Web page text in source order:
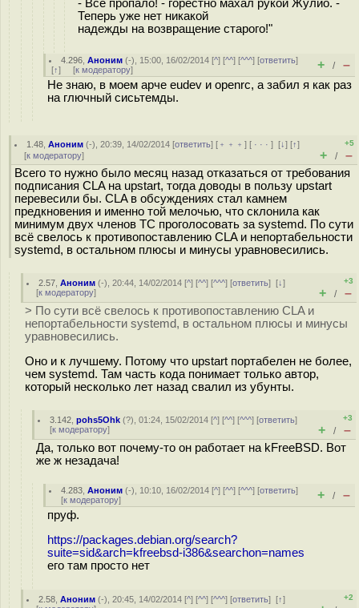
- Все пропало! - горестно махал рукой Жулио. -
Теперь уже нет никакой
надежды на возвращение старого!"
4.296 ,Аноним (-), 15:00, 16/02/2014 [^] [^^] [^^^] [ответить]
[↑] [к модератору] + / –
Не знаю, в моем арче eudev и openrc, а забил я как раз
на глючный сисьтемды.
1.48 ,Аноним (-), 20:39, 14/02/2014 [ответить] [ ﹢﹢﹢] [ · · ·][↓] [↑]
[к модератору]
+5
+ / –
Всего то нужно было месяц назад отказаться от требования
подписания CLA на upstart, тогда доводы в пользу upstart
перевесили бы. CLA в обсуждениях стал камнем
предкновения и именно той мелочью, что склонила как
минимум двух членов TC проголосовать за systemd. По сути
всё свелось к противопоставлению CLA и непортабельности
systemd, в остальном плюсы и минусы уравновесились.
2.57 ,Аноним (-), 20:44, 14/02/2014 [^] [^^] [^^^] [ответить][↓]
[к модератору]
+3
+ / –
> По сути всё свелось к противопоставлению CLA и
непортабельности systemd, в остальном плюсы и минусы
уравновесились.
Оно и к лучшему. Потому что upstart портабелен не более,
чем systemd. Там часть кода понимает только автор,
который несколько лет назад свалил из убунты.
3.142 ,pohs5Ohk (?), 01:24, 15/02/2014 [^] [^^] [^^^] [ответить]
[к модератору]
+3
+ / –
Да, только вот почему-то он работает на kFreeBSD. Вот
же ж незадача!
4.283 ,Аноним (-), 10:10, 16/02/2014 [^] [^^] [^^^] [ответить]
[к модератору] + / –
пруф.
https://packages.debian.org/search?
suite=sid&arch=kfreebsd-i386&searchon=names
его там просто нет
2.58 ,Аноним (-), 20:45, 14/02/2014 [^] [^^] [^^^] [ответить][↑]
+2